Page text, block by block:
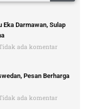
Darmawan, Sulap
ada komentar
Pesan Berharga
ada komentar